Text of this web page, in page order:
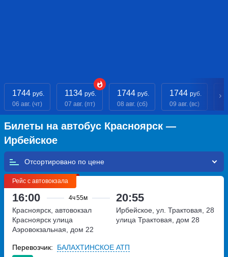
1744 руб.
06 авг. (чт)
1134 руб.
07 авг. (пт)
1744 руб.
08 авг. (сб)
1744 руб.
09 авг. (вс)
Билеты на автобус Красноярск —
Ирбейское
Отсортировано по
Рейс с автовокзала
16:00 4ч55м 20:55
Красноярск, автовокзал
Красноярск улица
Аэровокзальная, дом 22
Ирбейское, ул. Трактовая, 28
улица Трактовая, дом 28
Перевозчик: БАЛАХТИНСКОЕ АТП